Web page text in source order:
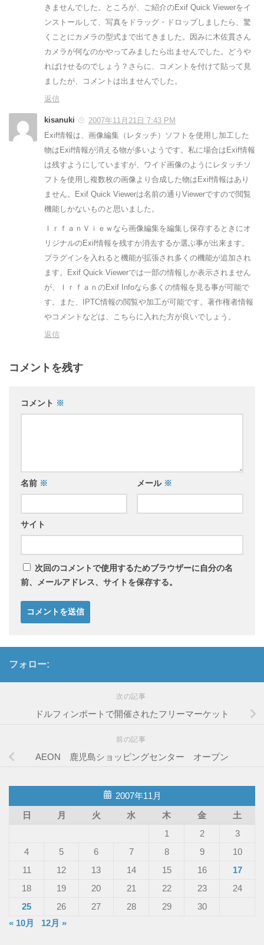
きませんでした。ところが、ご紹介のExif Quick Viewerをイ
ンストールして、写真をドラッグ・ドロップしましたら、驚
くことにカメラの型式まで出てきました。因みに木佐貫さん
カメラが何なのかやってみましたら出ませんでした。どうや
ればけせるのでしょう？さらに、コメントを付けて貼って見
ましたが、コメントは出ませんでした。
返信
kisanuki
2007年11月21日 7:43 PM
Exif情報は、画像編集（レタッチ）ソフトを使用し加工した
物はExif情報が消える物が多いようです。私に場合はExif情報
は残すようにしていますが、ワイド画像のようにレタッチソ
フトを使用し複数枚の画像より合成した物はExif情報はあり
ません。Exif Quick Viewerは名前の通りViewerですので閲覧
機能しかないものと思いました。
ＩｒｆａｎＶｉｅｗなら画像編集を編集し保存するときにオ
リジナルのExif情報を残すか消去するか選ぶ事が出来ます。
プラグインを入れると機能が拡張され多くの機能が追加され
ます。Exif Quick Viewerでは一部の情報しか表示されません
が、ＩｒｆａｎのExif Infoなら多くの情報を見る事が可能で
す。また、IPTC情報の閲覧や加工が可能です。著作権者情報
やコメントなどは、こちらに入れた方が良いでしょう。
返信
コメントを残す
コメント ※
名前 ※ メール ※
サイト
次回のコメントで使用するためブラウザーに自分の名
前、メールアドレス、サイトを保存する。
フォロー:
次の記事
ドルフィンポートで開催されたフリーマーケット
前の記事
AEON 鹿児島ショッピングセンター オープン
2007年11月
日
月 火 水 木 金
土
1
2
3
4
5 6 7 8 9
10
11
12 13 14 15 16
17
18
19 20 21 22 23
24
25
26 27 28 29
30
« 10月
12月 »